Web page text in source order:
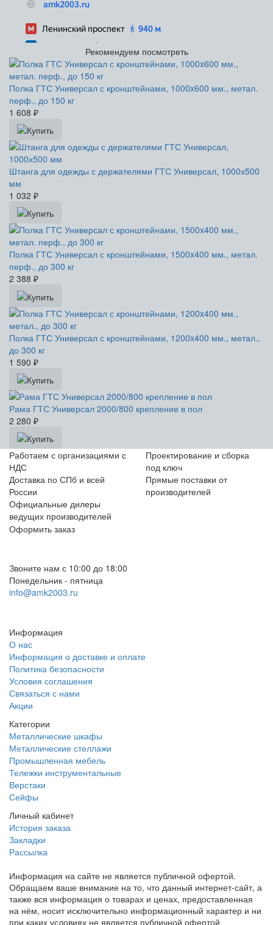
Рекомендуем посмотреть
Полка ГТС Универсал с кронштейнами, 1000x600 мм., метал.
перф., до 150 кг
1 608 ₽
Штанга для одежды с держателями ГТС Универсал, 1000х500
мм
1 032 ₽
Полка ГТС Универсал с кронштейнами, 1500x400 мм., метал.
перф., до 300 кг
2 388 ₽
Полка ГТС Универсал с кронштейнами, 1200x400 мм., метал.,
до 300 кг
1 590 ₽
Рама ГТС Универсал 2000/800 крепление в пол
2 280 ₽
Работаем с организациями с
НДС
Проектирование и сборка
под ключ
Доставка по СПб и всей
России
Прямые поставки от
производителей
Официальные дилеры
ведущих производителей
Оформить заказ
Звоните нам с 10:00 до 18:00
Понедельник - пятница
info@amk2003.ru
Информация
О нас
Информация о доставке и оплате
Политика безопасности
Условия соглашения
Связаться с нами
Акции
Категории
Металлические шкафы
Металлические стеллажи
Промышленная мебель
Тележки инструментальные
Верстаки
Сейфы
Личный кабинет
История заказа
Закладки
Рассылка
Информация на сайте не является публичной офертой.
Обращаем ваше внимание на то, что данный интернет-сайт, а
также вся информация о товарах и ценах, предоставленная
на нём, носит исключительно информационный характер и ни
при каких условиях не является публичной офертой,